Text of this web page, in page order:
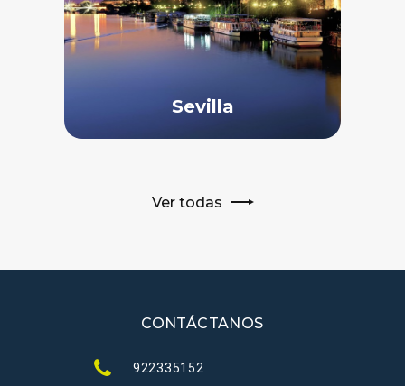
Sevilla
Ver todas
CONTÁCTANOS
922335152